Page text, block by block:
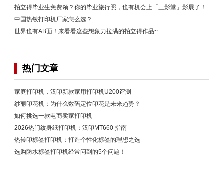
拍立得毕业生免费领？你的毕业旅行照，也有机会上「三影堂」影展了！
中国热敏打印机厂家怎么选？
世界也有AB面！来看看这些想象力拉满的拍立得作品~
热门文章
家庭打印机，汉印新款家用打印机U200评测
纱丽印花机：为什么数码定位印花是未来趋势？
如何挑选一款电商卖家打印机
2026热门纹身纸打印机：汉印MT660 指南
热转印标签打印机：打造个性化标签的理想之选
选购防水标签打印机经常问到的5个问题！